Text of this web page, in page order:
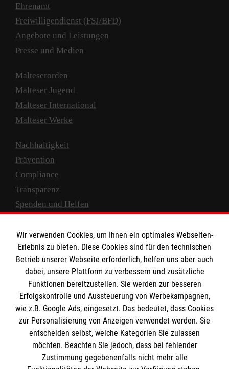
Ehrenamt
Freiwilligendienst (FSJ/BFD)
Angebote und Leistungen
Presse und Medien
Malteserorden
Malteser Jugend
Malteser International
Malteser Werke
Nachhaltigkeit
Prävention
Compliance
Transparenz
Spenden und Helfen
Empfänger: Malteser Hilfsdienst e.V.
IBAN: DE10 3706 0120 1201 2000 12
BIC: GENODED 1PA7
Wir verwenden Cookies, um Ihnen ein optimales Webseiten-
Erlebnis zu bieten. Diese Cookies sind für den technischen
Betrieb unserer Webseite erforderlich, helfen uns aber auch
dabei, unsere Plattform zu verbessern und zusätzliche
Funktionen bereitzustellen. Sie werden zur besseren
Erfolgskontrolle und Aussteuerung von Werbekampagnen,
wie z.B. Google Ads, eingesetzt. Das bedeutet, dass Cookies
zur Personalisierung von Anzeigen verwendet werden. Sie
entscheiden selbst, welche Kategorien Sie zulassen
möchten. Beachten Sie jedoch, dass bei fehlender
Zustimmung gegebenenfalls nicht mehr alle